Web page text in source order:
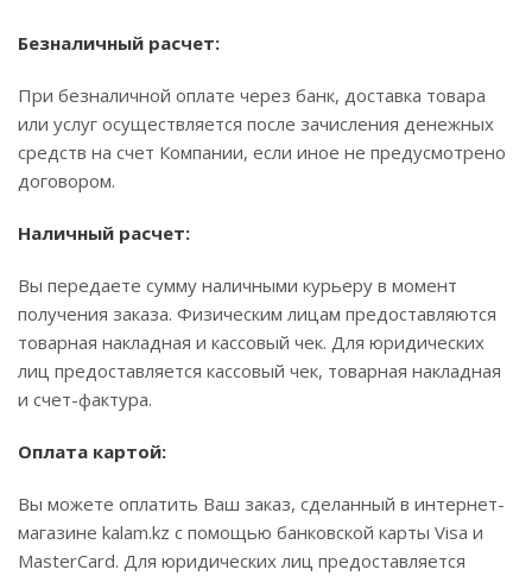
Безналичный расчет:
При безналичной оплате через банк, доставка товара
или услуг осуществляется после зачисления денежных
средств на счет Компании, если иное не предусмотрено
договором.
Наличный расчет:
Вы передаете сумму наличными курьеру в момент
получения заказа. Физическим лицам предоставляются
товарная накладная и кассовый чек. Для юридических
лиц предоставляется кассовый чек, товарная накладная
и счет-фактура.
Оплата картой:
Вы можете оплатить Ваш заказ, сделанный в интернет-
магазине kalam.kz с помощью банковской карты Visa и
MasterCard. Для юридических лиц предоставляется